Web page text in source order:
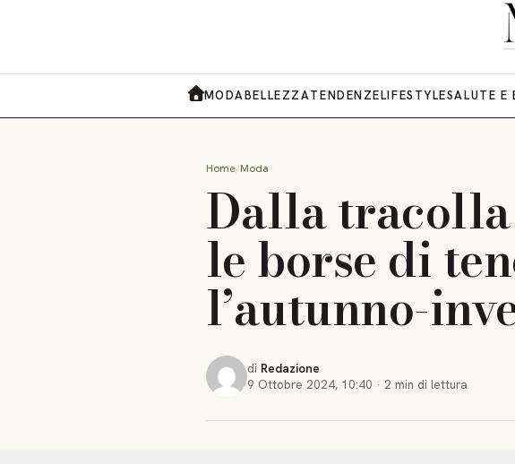
MODABELLEZZATENDENZELIFESTYLESALUTE E
Home Moda
Dalla
le borse di
l’autunno-
di Redazione
9 Ottobre 2024, 10:40 · 2 min di lettura